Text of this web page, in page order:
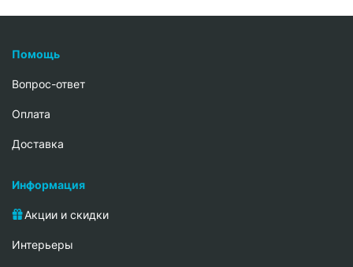
Помощь
Вопрос-ответ
Oплата
Доставка
Информация
Акции и скидки
Интерьеры